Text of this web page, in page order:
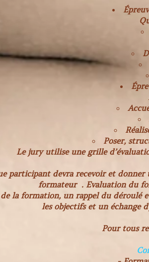
Poser,
Le jury utilise une grille
participant devra recevoir et donner
formateur . Evaluation du
de la formation, un rappel du
les objectifs et un échange
Pour tous